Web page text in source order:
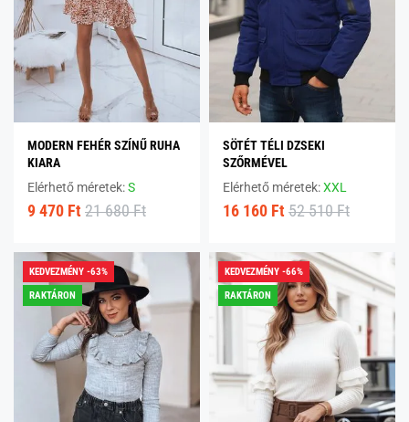
MODERN FEHÉR SZÍNŰ RUHA
KIARA
Elérhető méretek:S
9 470 Ft 21 680 Ft
SÖTÉT TÉLI DZSEKI
SZŐRMÉVEL
Elérhető méretek:XXL
16 160 Ft 52 510 Ft
KEDVEZMÉNY -63%
RAKTÁRON
KEDVEZMÉNY -66%
RAKTÁRON